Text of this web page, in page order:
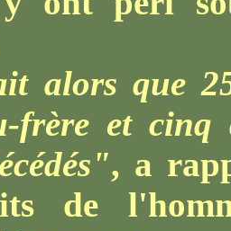
alors que
frère et cinq
, a
de